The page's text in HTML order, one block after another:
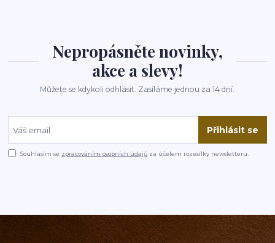
Nepropásněte novinky,
akce a slevy!
Můžete se kdykoli odhlásit. Zasíláme jednou za 14 dní.
Přihlásit se
Souhlasím se zpracováním osobních údajů za účelem rozesílky newsletteru.